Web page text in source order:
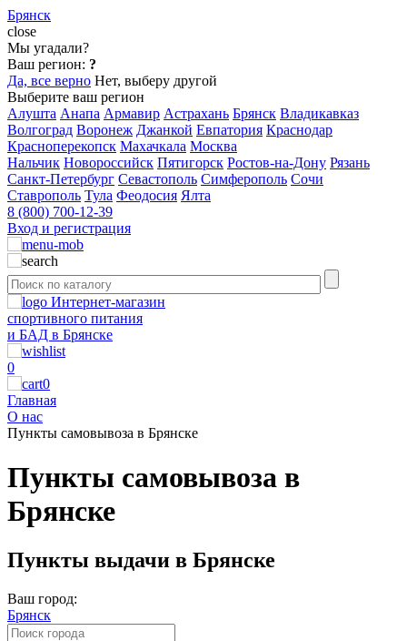
Брянск
close
Мы угадали?
Ваш регион: ?
Да, все верно Нет, выберу другой
Выберите ваш регион
Алушта Анапа Армавир Астрахань Брянск Владикавказ
Волгоград Воронеж Джанкой Евпатория Краснодар
Красноперекопск Махачкала Москва
Нальчик Новороссийск Пятигорск Ростов-на-Дону Рязань
Санкт-Петербург Севастополь Симферополь Сочи
Ставрополь Тула Феодосия Ялта
8 (800) 700-12-39
Вход и регистрация
Интернет-магазин
спортивного питания
и БАД в Брянске
0
0
Главная
О нас
Пункты самовывоза в Брянске
Пункты самовывоза в
Брянске
Пункты выдачи в Брянске
Ваш город:
Брянск